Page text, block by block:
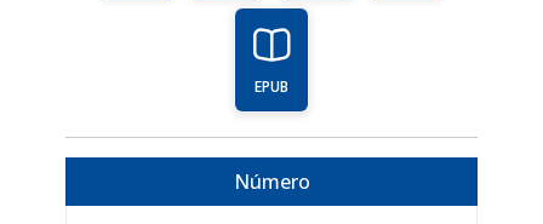
EPUB
Número